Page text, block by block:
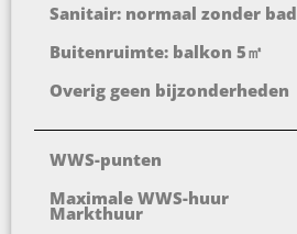
Sanitair: normaal zonder bad
Buitenruimte: balkon 5㎡
Overig geen bijzonderheden
WWS-punten
Maximale WWS-huur
Markthuur